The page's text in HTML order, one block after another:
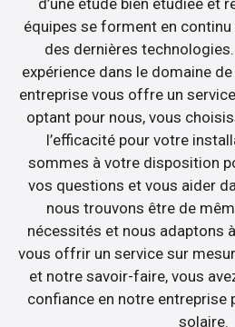
d’une étude bien étudiée et
équipes se forment en
des dernières
expérience dans le domaine
entreprise vous offre un
optant pour nous, vous
l’efficacité pour votre
sommes à votre disposition
vos questions et vous aider
nous trouvons être de
nécessités et nous adaptons
vous offrir un service sur
et notre savoir-faire, vous
confiance en notre entreprise
solaire.